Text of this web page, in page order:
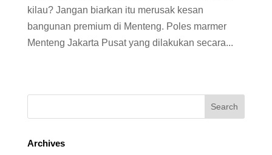
kilau? Jangan biarkan itu merusak kesan
bangunan premium di Menteng. Poles marmer
Menteng Jakarta Pusat yang dilakukan secara...
Archives